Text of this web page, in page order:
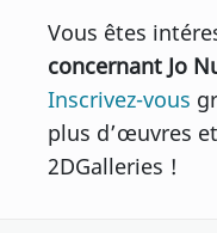
Vous êtes
concernant Jo
Inscrivez-vous
plus d’œuvres
2DGalleries !